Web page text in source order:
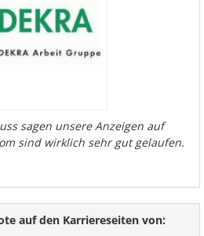
sagen unsere Anzeigen auf
sind wirklich sehr gut gelaufen.
auf den Karriereseiten von: